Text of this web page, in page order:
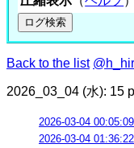
Back to the list
2026_03_04 (水): 15
2026-03-04
2026-03-04